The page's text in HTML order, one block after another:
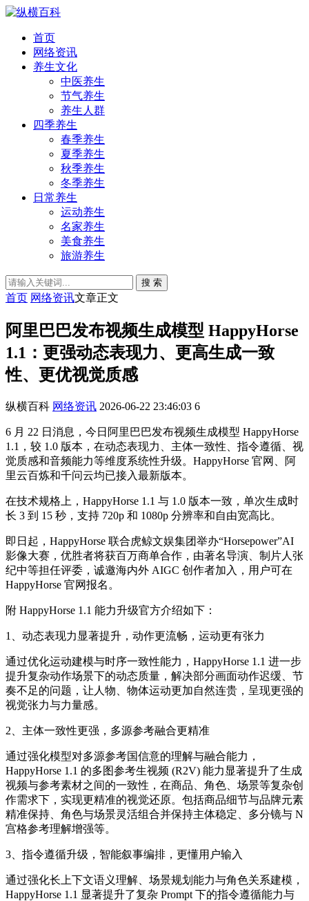
首页
网络资讯
养生文化
中医养生
节气养生
养生人群
四季养生
春季养生
夏季养生
秋季养生
冬季养生
日常养生
运动养生
名家养生
美食养生
旅游养生
搜 索
首页 网络资讯文章正文
阿里巴巴发布视频生成模型 HappyHorse
1.1：更强动态表现力、更高生成一致
性、更优视觉质感
纵横百科 网络资讯 2026-06-22 23:46:03 6
6 月 22 日消息，今日阿里巴巴发布视频生成模型 HappyHorse
1.1，较 1.0 版本，在动态表现力、主体一致性、指令遵循、视
觉质感和音频能力等维度系统性升级。HappyHorse 官网、阿
里云百炼和千问云均已接入最新版本。
在技术规格上，HappyHorse 1.1 与 1.0 版本一致，单次生成时
长 3 到 15 秒，支持 720p 和 1080p 分辨率和自由宽高比。
即日起，HappyHorse 联合虎鲸文娱集团举办“Horsepower”AI
影像大赛，优胜者将获百万商单合作，由著名导演、制片人张
纪中等担任评委，诚邀海内外 AIGC 创作者加入，用户可在
HappyHorse 官网报名。
附 HappyHorse 1.1 能力升级官方介绍如下：
1、动态表现力显著提升，动作更流畅，运动更有张力
通过优化运动建模与时序一致性能力，HappyHorse 1.1 进一步
提升复杂动作场景下的动态质量，解决部分画面动作迟缓、节
奏不足的问题，让人物、物体运动更加自然连贵，呈现更强的
视觉张力与力量感。
2、主体一致性更强，多源参考融合更精准
通过强化模型对多源参考国信意的理解与融合能力，
HappyHorse 1.1 的多图参考生视频 (R2V) 能力显著提升了生成
视频与参考素材之间的一致性，在商品、角色、场景等复杂创
作需求下，实现更精准的视觉还原。包括商品细节与品牌元素
精准保持、角色与场景灵活组合并保持主体稳定、多分镜与 N
宫格参考理解增强等。
3、指令遵循升级，智能叙事编排，更懂用户输入
通过强化长上下文语义理解、场景规划能力与角色关系建模，
HappyHorse 1.1 显著提升了复杂 Prompt 下的指令遵循能力与